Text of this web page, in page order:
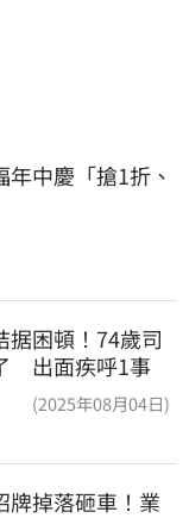
年中慶「搶1折、
据困頓！74歲司
出面疾呼1事
(2025年08月04日)
牌掉落砸車！業